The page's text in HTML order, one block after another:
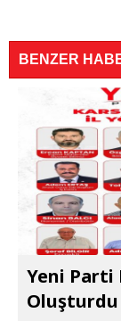
BENZER
Yeni Parti
Oluşturdu